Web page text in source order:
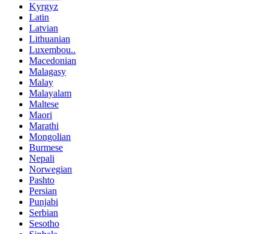
Kyrgyz
Latin
Latvian
Lithuanian
Luxembou..
Macedonian
Malagasy
Malay
Malayalam
Maltese
Maori
Marathi
Mongolian
Burmese
Nepali
Norwegian
Pashto
Persian
Punjabi
Serbian
Sesotho